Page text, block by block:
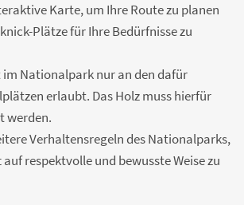
Karte, um Ihre Route zu planen
Plätze für Ihre Bedürfnisse zu
im Nationalpark nur an den dafür
erlaubt. Das Holz muss hierfür
werden.
Verhaltensregeln des Nationalparks,
respektvolle und bewusste Weise zu